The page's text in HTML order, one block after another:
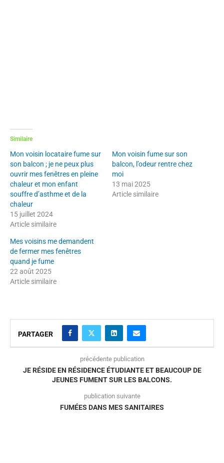
Similaire
Mon voisin locataire fume sur
son balcon ; je ne peux plus
ouvrir mes fenêtres en pleine
chaleur et mon enfant
souffre d’asthme et de la
chaleur
15 juillet 2024
Article similaire
Mon voisin fume sur son
balcon, l’odeur rentre chez
moi
13 mai 2025
Article similaire
Mes voisins me demandent
de fermer mes fenêtres
quand je fume
22 août 2025
Article similaire
PARTAGER
précédente publication
JE RÉSIDE EN RÉSIDENCE ÉTUDIANTE ET BEAUCOUP DE
JEUNES FUMENT SUR LES BALCONS.
publication suivante
FUMÉES DANS MES SANITAIRES